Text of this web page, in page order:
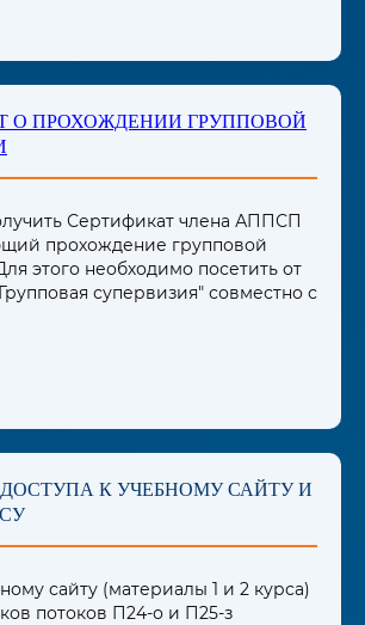
О ПРОХОЖДЕНИИ ГРУППОВОЙ
Сертификат члена АППСП
прохождение групповой
этого необходимо посетить от
супервизия" совместно с
К УЧЕБНОМУ САЙТУ И
сайту (материалы 1 и 2 курса)
потоков П24-о и П25-з